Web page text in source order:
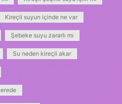
Kireçli suyun içinde ne var
Şebeke suyu zararlı mı
Su neden kireçli akar